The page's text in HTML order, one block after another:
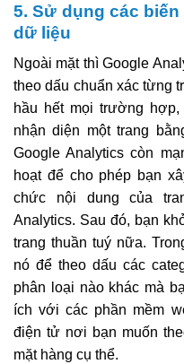
5. Sử dụng các
dữ liệu
Ngoài mặt thì Google
theo dấu chuẩn xác từng
hầu hết mọi trường
nhận diện một trang
Google Analytics còn
hoạt để cho phép bạn
chức nội dung của
Analytics. Sau đó, bạn
trang thuần tuý nữa.
nó để theo dấu các
phân loại nào khác mà
ích với các phần mềm
điện tử nơi bạn muốn
mặt hàng cụ thể.